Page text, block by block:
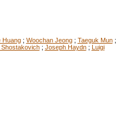
Huang; Woochan Jeong; Taeguk Mun;
; Joseph Haydn; Luigi